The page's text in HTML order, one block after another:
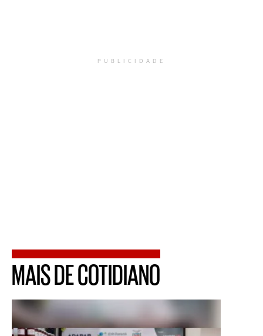
PUBLICIDADE
MAIS DE COTIDIANO